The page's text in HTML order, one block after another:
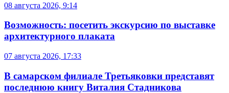
08 августа 2026, 9:14
Возможность: посетить экскурсию по выставке
архитектурного плаката
07 августа 2026, 17:33
В самарском филиале Третьяковки представят
последнюю книгу Виталия Стадникова